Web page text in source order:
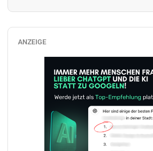
ANZEIGE